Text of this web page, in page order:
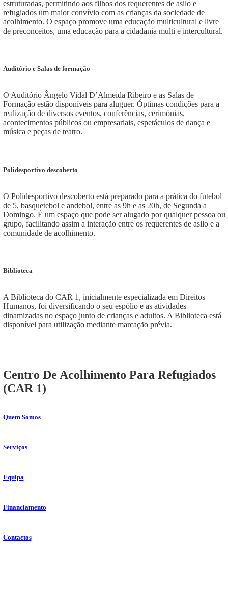
estruturadas, permitindo aos filhos dos requerentes de asilo e
refugiados um maior convívio com as crianças da sociedade de
acolhimento. O espaço promove uma educação multicultural e livre
de preconceitos, uma educação para a cidadania multi e intercultural.
Auditório e Salas de formação
O Auditório Ângelo Vidal D’Almeida Ribeiro e as Salas de
Formação estão disponíveis para aluguer. Óptimas condições para a
realização de diversos eventos, conferências, cerimónias,
acontecimentos públicos ou empresariais, espetáculos de dança e
música e peças de teatro.
Polidesportivo descoberto
O Polidesportivo descoberto está preparado para a prática do futebol
de 5, basquetebol e andebol, entre as 9h e as 20h, de Segunda a
Domingo. É um espaço que pode ser alugado por qualquer pessoa ou
grupo, facilitando assim a interação entre os requerentes de asilo e a
comunidade de acolhimento.
Biblioteca
A Biblioteca do CAR 1, inicialmente especializada em Direitos
Humanos, foi diversificando o seu espólio e as atividades
dinamizadas no espaço junto de crianças e adultos. A Biblioteca está
disponível para utilização mediante marcação prévia.
Centro De Acolhimento Para Refugiados
(CAR 1)
Quem Somos
Serviços
Equipa
Financiamento
Contactos